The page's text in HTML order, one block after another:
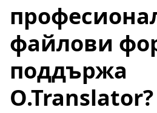
файлови
поддържа
O.Translator?